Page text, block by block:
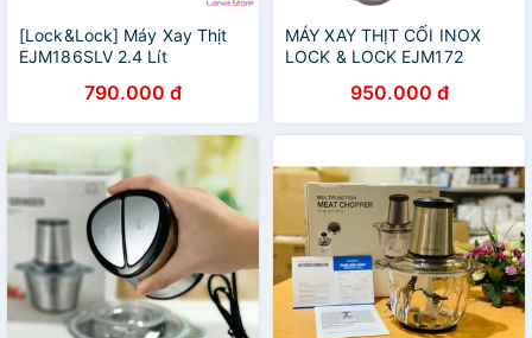
[Lock&Lock] Máy Xay Thịt
EJM186SLV 2.4 Lít
790.000 đ
MÁY XAY THỊT CỐI INOX
LOCK & LOCK EJM172
950.000 đ